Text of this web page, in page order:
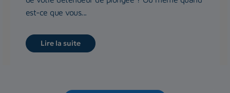
est-ce que vous...
Lire la suite